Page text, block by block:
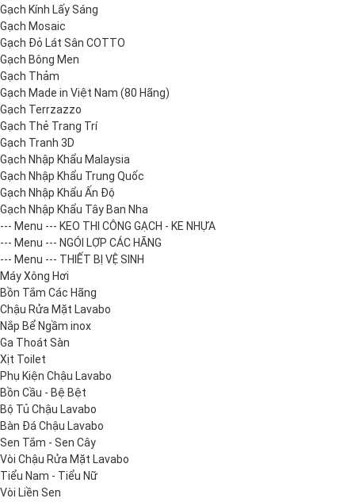
Gạch Kính Lấy Sáng
Gạch Mosaic
Gạch Đỏ Lát Sân COTTO
Gạch Bông Men
Gạch Thảm
Gạch Made in Việt Nam (80 Hãng)
Gạch Terrzazzo
Gạch Thẻ Trang Trí
Gạch Tranh 3D
Gạch Nhập Khẩu Malaysia
Gạch Nhập Khẩu Trung Quốc
Gạch Nhập Khẩu Ấn Độ
Gạch Nhập Khẩu Tây Ban Nha
--- Menu --- KEO THI CÔNG GẠCH - KE NHỰA
--- Menu --- NGÓI LỢP CÁC HÃNG
--- Menu --- THIẾT BỊ VỆ SINH
Máy Xông Hơi
Bồn Tắm Các Hãng
Chậu Rửa Mặt Lavabo
Nắp Bể Ngầm inox
Ga Thoát Sàn
Xịt Toilet
Phụ Kiện Chậu Lavabo
Bồn Cầu - Bệ Bệt
Bộ Tủ Chậu Lavabo
Bàn Đá Chậu Lavabo
Sen Tắm - Sen Cây
Vòi Chậu Rửa Mặt Lavabo
Tiểu Nam - Tiểu Nữ
Vòi Liền Sen